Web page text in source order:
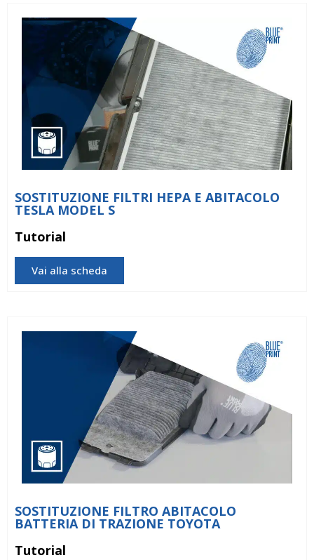
SOSTITUZIONE FILTRI HEPA E ABITACOLO
TESLA MODEL S
Tutorial
Vai alla scheda
SOSTITUZIONE FILTRO ABITACOLO
BATTERIA DI TRAZIONE TOYOTA
Tutorial